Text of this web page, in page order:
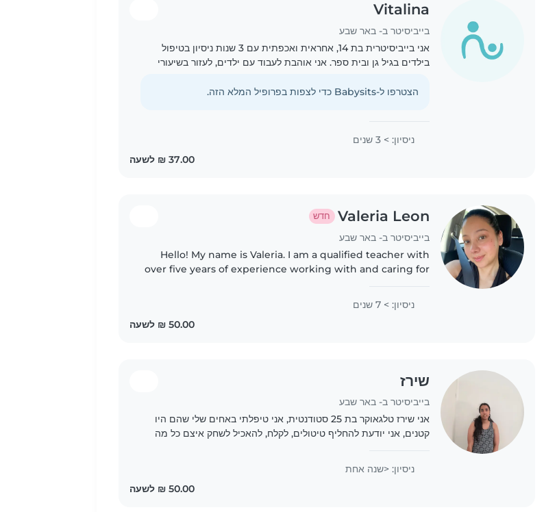
Vitalina
בייביסיטר ב- באר שבע
אני בייביסיטרית בת 14, אחראית ואכפתית עם 3 שנות ניסיון בטיפול
בילדים בגיל גן ובית ספר. אני אוהבת לעבוד עם ילדים, לעזור בשיעורי
הצטרפו ל-Babysits כדי לצפות בפרופיל המלא הזה.
ניסיון: > 3 שנים
Valeria Leon חדש
בייביסיטר ב- באר שבע
Hello! My name is Valeria. I am a qualified teacher with
over five years of experience working with and caring for
ניסיון: > 7 שנים
שירז
בייביסיטר ב- באר שבע
אני שירז טלגאוקר בת 25 סטודנטית, אני טיפלתי באחים שלי שהם היו
קטנים, אני יודעת להחליף טיטולים, לקלח, להאכיל לשחק איצם כל מה
ניסיון: <שנה אחת